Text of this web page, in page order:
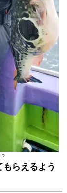
らえるよう